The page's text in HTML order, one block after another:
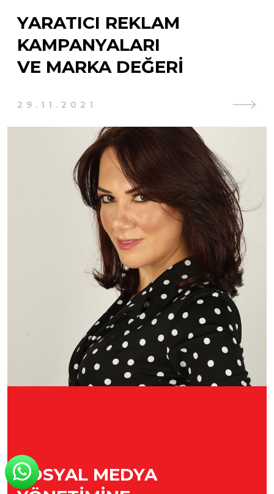
YARATICI REKLAM
KAMPANYALARI
VE MARKA DEĞERI
29.11.2021
SOSYAL MEDYA